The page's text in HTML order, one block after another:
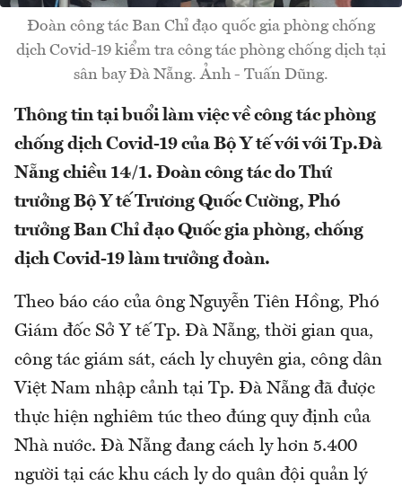
Đoàn công tác Ban Chỉ đạo quốc gia phòng chống
dịch Covid-19 kiểm tra công tác phòng chống dịch tại
sân bay Đà Nẵng. Ảnh - Tuấn Dũng.
Thông tin tại buổi làm việc về công tác phòng
chống dịch Covid-19 của Bộ Y tế với với Tp.Đà
Nẵng chiều 14/1. Đoàn công tác do Thứ
trưởng Bộ Y tế Trương Quốc Cường, Phó
trưởng Ban Chỉ đạo Quốc gia phòng, chống
dịch Covid-19 làm trưởng đoàn.
Theo báo cáo của ông Nguyễn Tiên Hồng, Phó
Giám đốc Sở Y tế Tp. Đà Nẵng, thời gian qua,
công tác giám sát, cách ly chuyên gia, công dân
Việt Nam nhập cảnh tại Tp. Đà Nẵng đã được
thực hiện nghiêm túc theo đúng quy định của
Nhà nước. Đà Nẵng đang cách ly hơn 5.400
người tại các khu cách ly do quân đội quản lý